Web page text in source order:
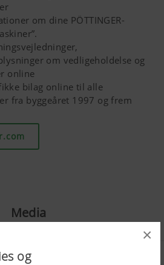
×
og
om dine PÖTTINGER-
om vedligeholdelse og
online
bilag online til alle
fra byggeåret 1997 og frem
Media